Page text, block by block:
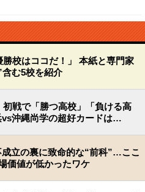
校はココだ！」 本紙と専門家
む5校を紹介
初戦で「勝つ高校」「負ける高
沖縄尚学の超好カードは…
立の裏に致命的な“前科”…ここ
価値が低かったワケ